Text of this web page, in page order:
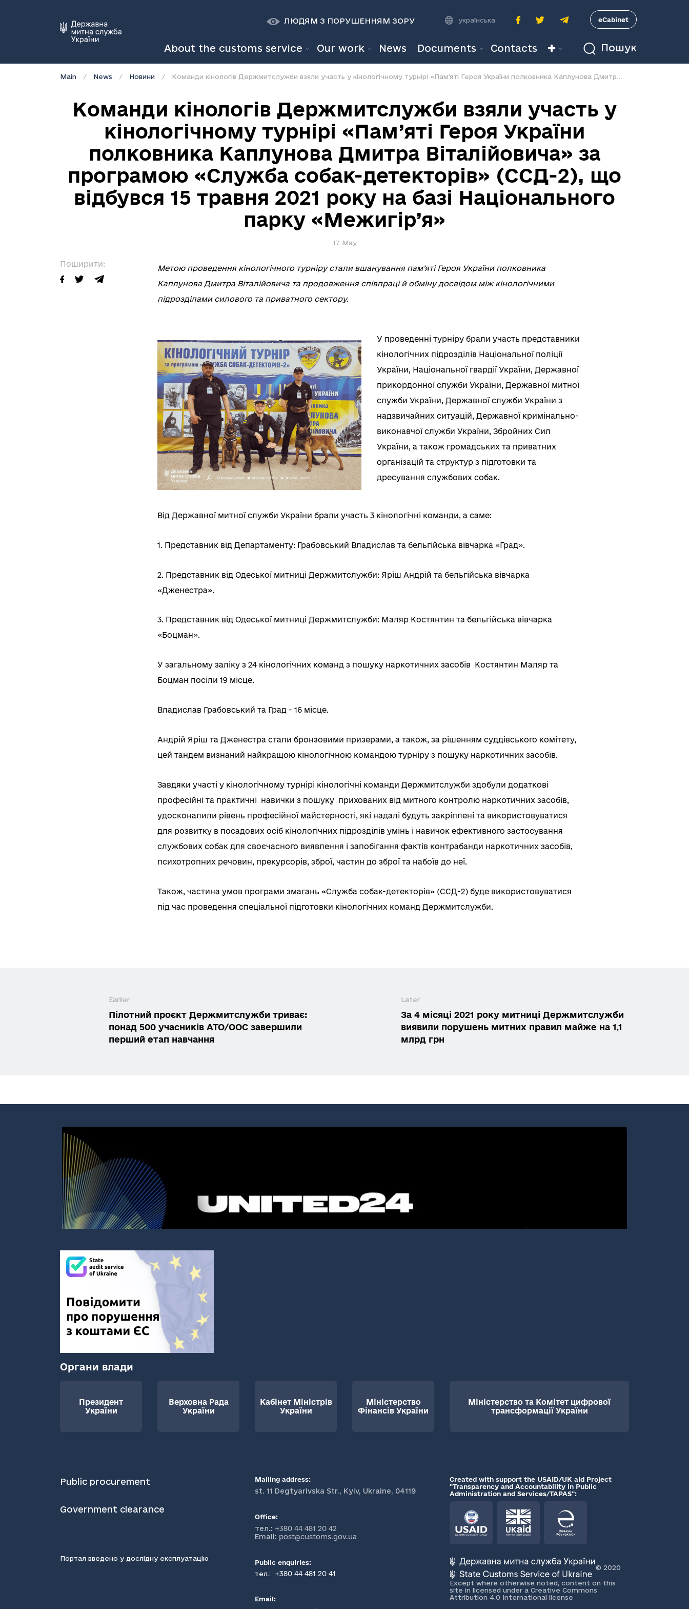
ЛЮДЯМ З ПОРУШЕННЯМ ЗОРУ
К К A A A
українська eCabinet
About the customs service Our work News Documents Contacts Пошук
Main News Новини
Команди кінологів Держмитслужби взяли участь у
кінологічному турнірі «Пам’яті Героя України
полковника Каплунова Дмитра Віталійовича» за
програмою «Служба собак-детекторів» (ССД-2), що
відбувся 15 травня 2021 року на базі Національного
парку «Межигір’я»
17 May
Поширити:
Метою проведення кінологічного турніру стали вшанування пам’яті Героя України полковника
Каплунова Дмитра Віталійовича та продовження співпраці й обміну досвідом між кінологічними
підрозділами силового та приватного сектору.
У проведенні турніру брали участь представники
кінологічних підрозділів Національної поліції
України, Національної гвардії України, Державної
прикордонної служби України, Державної митної
служби України, Державної служби України з
надзвичайних ситуацій, Державної кримінально-
виконавчої служби України, Збройних Сил
України, а також громадських та приватних
організацій та структур з підготовки та
дресування службових собак.
Від Державної митної служби України брали участь 3 кінологічні команди, а саме:
1. Представник від Департаменту: Грабовський Владислав та бельгійська вівчарка «Град».
2. Представник від Одеської митниці Держмитслужби: Яріш Андрій та бельгійська вівчарка
«Дженестра».
3. Представник від Одеської митниці Держмитслужби: Маляр Костянтин та бельгійська вівчарка
«Боцман».
У загальному заліку з 24 кінологічних команд з пошуку наркотичних засобів Костянтин Маляр та
Боцман посіли 19 місце.
Владислав Грабовський та Град - 16 місце.
Андрій Яріш та Дженестра стали бронзовими призерами, а також, за рішенням суддівського комітету,
цей тандем визнаний найкращою кінологічною командою турніру з пошуку наркотичних засобів.
Завдяки участі у кінологічному турнірі кінологічні команди Держмитслужби здобули додаткові
професійні та практичні навички з пошуку прихованих від митного контролю наркотичних засобів,
удосконалили рівень професійної майстерності, які надалі будуть закріплені та використовуватися
для розвитку в посадових осіб кінологічних підрозділів умінь і навичок ефективного застосування
службових собак для своєчасного виявлення і запобігання фактів контрабанди наркотичних засобів,
психотропних речовин, прекурсорів, зброї, частин до зброї та набоїв до неї.
Також, частина умов програми змагань «Служба собак-детекторів» (ССД-2) буде використовуватися
під час проведення спеціальної підготовки кінологічних команд Держмитслужби.
Earlier
Пілотний проєкт Держмитслужби триває:
понад 500 учасників АТО/ООС завершили
перший етап навчання
Later
За 4 місяці 2021 року митниці Держмитслужби
виявили порушень митних правил майже на 1,1
млрд грн
Органи влади
Президент
України
Верховна Рада
України
Кабінет Міністрів
України
Міністерство
Фінансів України
Міністерство та Комітет цифрової
трансформації України
Public procurement
Government clearance
Портал введено у дослідну експлуатацію
Mailing address:
st. 11 Degtyarivska Str., Kyiv, Ukraine, 04119
Office:
тел.: +380 44 481 20 42
Email: post@customs.gov.ua
Public enquiries:
тел.:
+380 44 481 20 41
Email:
Created with support the USAID/UK aid Project
"Transparency and Accountability in Public
Administration and Services/TAPAS":
© 2020
Except where otherwise noted, content on this
site in licensed under a Creative Commons
Attribution 4.0 International license